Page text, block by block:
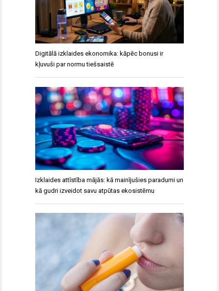
Digitālā izklaides ekonomika: kāpēc bonusi ir
kļuvuši par normu tiešsaistē
Izklaides attīstība mājās: kā mainījušies paradumi un
kā gudri izveidot savu atpūtas ekosistēmu